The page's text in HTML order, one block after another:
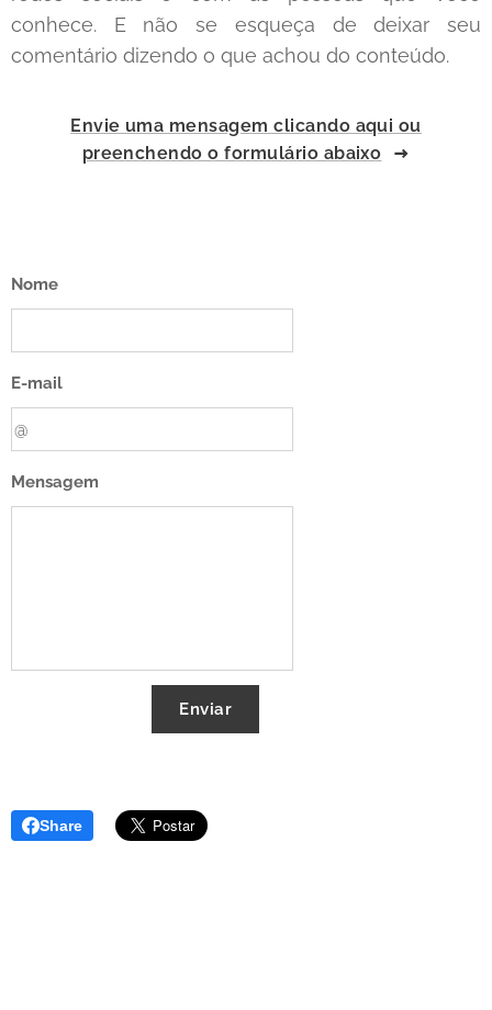
conhece. E não se esqueça de deixar seu
comentário dizendo o que achou do conteúdo.
Envie uma mensagem clicando aqui ou
preenchendo o formulário abaixo
Nome
E-mail
Mensagem
Enviar
Share